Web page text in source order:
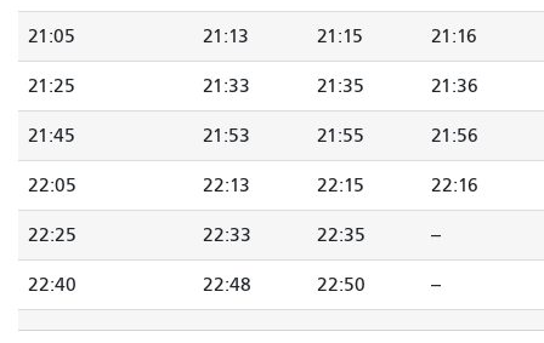
21:05 21:13 21:15 21:16
21:25 21:33 21:35 21:36
21:45 21:53 21:55 21:56
22:05 22:13 22:15 22:16
22:25 22:33 22:35 --
22:40 22:48 22:50 --